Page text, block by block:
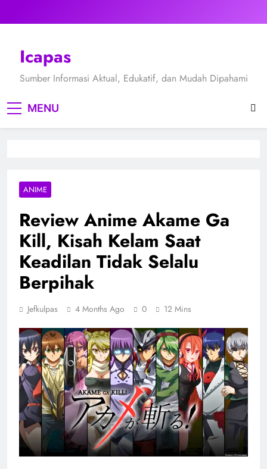
to
Icapas
Sumber Informasi Aktual, Edukatif, dan Mudah Dipahami
MENU
ANIME
Review Anime Akame Ga
Kill, Kisah Kelam Saat
Keadilan Tidak Selalu
Berpihak
Jefkulpas 4 Months Ago 0 12 Mins